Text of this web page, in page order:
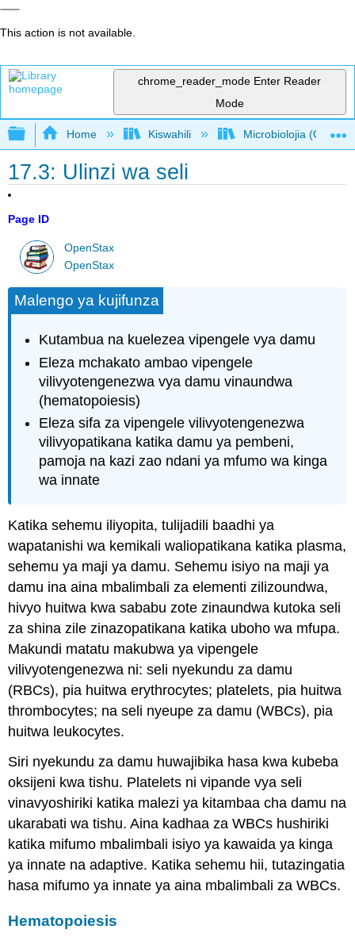
This action is not available.
chrome_reader_mode Enter Reader
Mode
Expand/collapse global hierarchy
Home Kiswahili Microbiolojia
17.3: Ulinzi wa seli
Page ID
OpenStax
OpenStax
Malengo ya kujifunza
Kutambua na kuelezea vipengele vya damu
Eleza mchakato ambao vipengele
vilivyotengenezwa vya damu vinaundwa
(hematopoiesis)
Eleza sifa za vipengele vilivyotengenezwa
vilivyopatikana katika damu ya pembeni,
pamoja na kazi zao ndani ya mfumo wa kinga
wa innate
Katika sehemu iliyopita, tulijadili baadhi ya
wapatanishi wa kemikali waliopatikana katika plasma,
sehemu ya maji ya damu. Sehemu isiyo na maji ya
damu ina aina mbalimbali za elementi zilizoundwa,
hivyo huitwa kwa sababu zote zinaundwa kutoka seli
za shina zile zinazopatikana katika uboho wa mfupa.
Makundi matatu makubwa ya vipengele
vilivyotengenezwa ni: seli nyekundu za damu
(RBCs), pia huitwa erythrocytes; platelets, pia huitwa
thrombocytes; na seli nyeupe za damu (WBCs), pia
huitwa leukocytes.
Siri nyekundu za damu huwajibika hasa kwa kubeba
oksijeni kwa tishu. Platelets ni vipande vya seli
vinavyoshiriki katika malezi ya kitambaa cha damu na
ukarabati wa tishu. Aina kadhaa za WBCs hushiriki
katika mifumo mbalimbali isiyo ya kawaida ya kinga
ya innate na adaptive. Katika sehemu hii, tutazingatia
hasa mifumo ya innate ya aina mbalimbali za WBCs.
Hematopoiesis